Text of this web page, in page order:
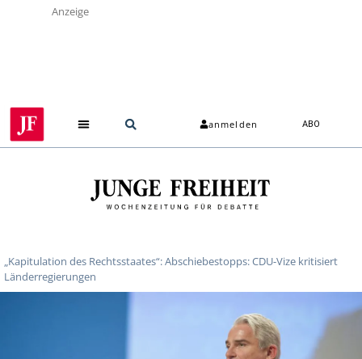
Anzeige
anmelden ABO
„Kapitulation des Rechtsstaates“: Abschiebestopps: CDU-Vize kritisiert
Länderregierungen